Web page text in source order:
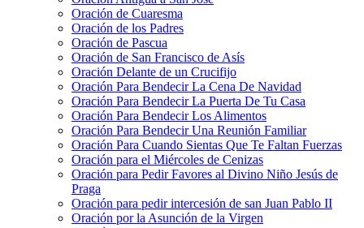
Oración de Cuaresma
Oración de los Padres
Oración de Pascua
Oración de San Francisco de Asís
Oración Delante de un Crucifijo
Oración Para Bendecir La Cena De Navidad
Oración Para Bendecir La Puerta De Tu Casa
Oración Para Bendecir Los Alimentos
Oración Para Bendecir Una Reunión Familiar
Oración Para Cuando Sientas Que Te Faltan Fuerzas
Oración para el Miércoles de Cenizas
Oración para Pedir Favores al Divino Niño Jesús de
Praga
Oración para pedir intercesión de san Juan Pablo II
Oración por la Asunción de la Virgen